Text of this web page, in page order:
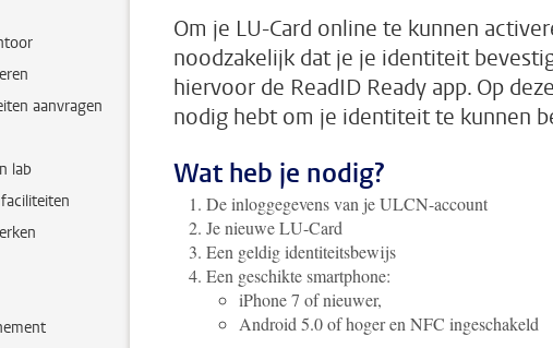
aanvragen
lab
Om je LU-Card online te kunnen
noodzakelijk dat je je identiteit
hiervoor de ReadID Ready app. Op
nodig hebt om je identiteit te kunnen
Wat heb je nodig?
De inloggegevens van je ULCN-account
Je nieuwe LU-Card
Een geldig identiteitsbewijs
Een geschikte smartphone:
iPhone 7 of nieuwer,
Android 5.0 of hoger en NFC ingeschakeld